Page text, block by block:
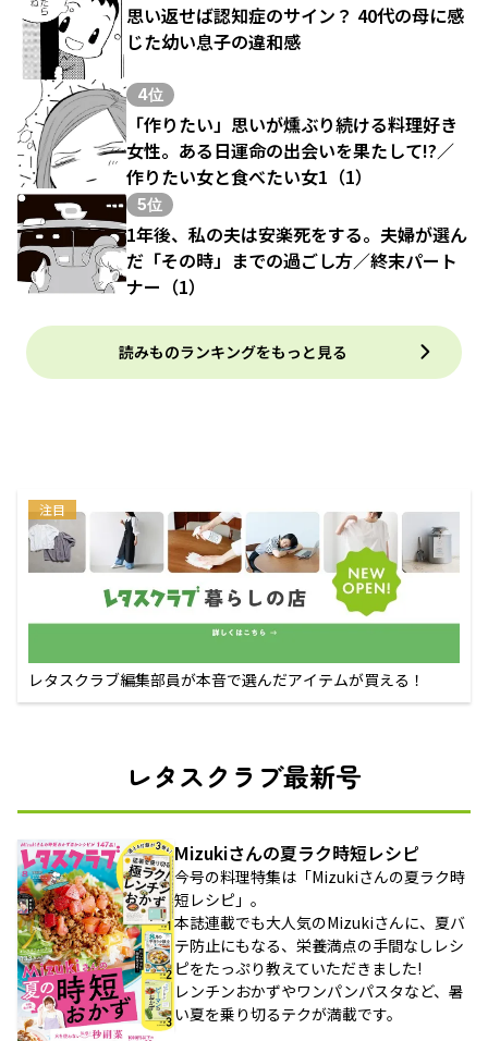
思い返せば認知症のサイン？ 40代の母に感
じた幼い息子の違和感
4位
「作りたい」思いが燻ぶり続ける料理好き
女性。ある日運命の出会いを果たして!?／
作りたい女と食べたい女1（1）
5位
1年後、私の夫は安楽死をする。夫婦が選ん
だ「その時」までの過ごし方／終末パート
ナー（1）
読みものランキングをもっと見る
注目
レタスクラブ編集部員が本音で選んだアイテムが買える！
レタスクラブ最新号
Mizukiさんの夏ラク時短レシピ
今号の料理特集は「Mizukiさんの夏ラク時
短レシピ」。
本誌連載でも大人気のMizukiさんに、夏バ
テ防止にもなる、栄養満点の手間なしレシ
ピをたっぷり教えていただきました!
レンチンおかずやワンパンパスタなど、暑
い夏を乗り切るテクが満載です。